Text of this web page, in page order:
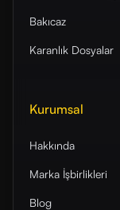
Bakıcaz
Karanlık Dosyalar
Kurumsal
Hakkında
Marka İşbirlikleri
Blog